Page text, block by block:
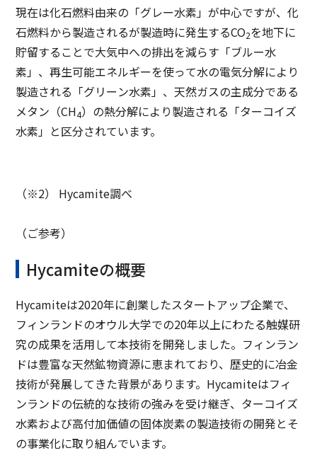
現在は化石燃料由来の「グレー水素」が中心ですが、化
石燃料から製造されるが製造時に発生するCO2を地下に
貯留することで大気中への排出を減らす「ブルー水
素」、再生可能エネルギーを使って水の電気分解により
製造される「グリーン水素」、天然ガスの主成分である
メタン（CH4）の熱分解により製造される「ターコイズ
水素」と区分されています。
（※2） Hycamite調べ
（ご参考）
Hycamiteの概要
Hycamiteは2020年に創業したスタートアップ企業で、
フィンランドのオウル大学での20年以上にわたる触媒研
究の成果を活用して本技術を開発しました。フィンラン
ドは豊富な天然鉱物資源に恵まれており、歴史的に冶金
技術が発展してきた背景があります。Hycamiteはフィ
ンランドの伝統的な技術の強みを受け継ぎ、ターコイズ
水素および高付加価値の固体炭素の製造技術の開発とそ
の事業化に取り組んでいます。